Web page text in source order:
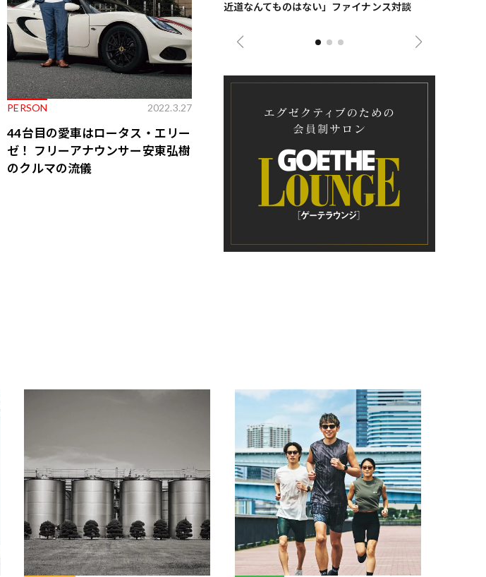
PERSON 2022.3.27
44台目の愛車はロータス・エリー
ゼ！ フリーアナウンサー安東弘樹
のクルマの流儀
前列ホテル「UMITO 熱海 別邸」
近道なんてものはない」ファイナンス対談